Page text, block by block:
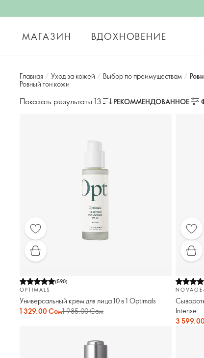
МАГАЗИН ВДОХНОВЕНИЕ
Главная / Уход за кожей / Выбор по преимуществам /
Ровный тон кожи
Показать результаты 13 РЕКОММЕНДОВАННОЕ
(590)
OPTIMALS
Универсальный крем для лица 10 в 1 Optimals
1 329.00 Сом1 985.00 Сом
Intense
3